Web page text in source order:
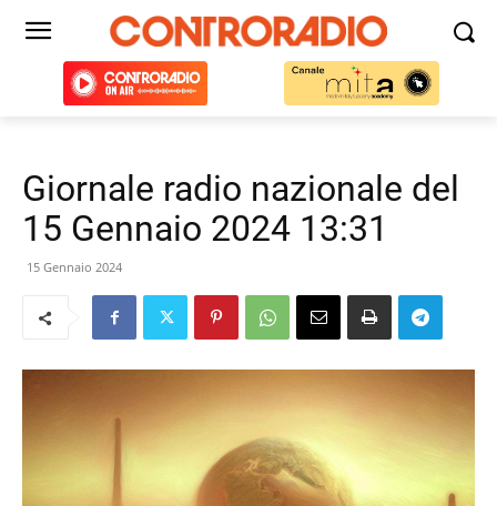
Giornale radio nazionale del
15 Gennaio 2024 13:31
15 Gennaio 2024